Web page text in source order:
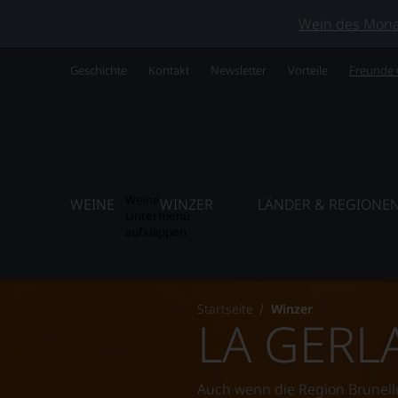
Wein des
Geschichte Kontakt Newsletter Vorteile Freunde
WEINE WINZER LÄNDER & REGIONEN
Startseite Winzer
LA
Auch wenn die Region